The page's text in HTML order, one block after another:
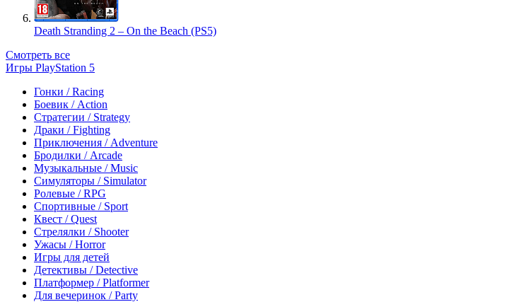
Death Stranding 2 – On the Beach (PS5)
Смотреть все
Игры PlayStation 5
Гонки / Racing
Боевик / Action
Стратегии / Strategy
Драки / Fighting
Приключения / Adventure
Бродилки / Arcade
Музыкальные / Music
Симуляторы / Simulator
Ролевые / RPG
Спортивные / Sport
Квест / Quest
Стрелялки / Shooter
Ужасы / Horror
Игры для детей
Детективы / Detective
Платформер / Platformer
Для вечеринок / Party